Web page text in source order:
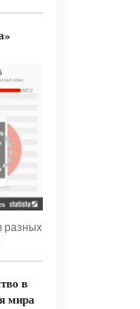
разных
в
мира